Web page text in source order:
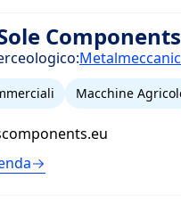
Components
Macchine